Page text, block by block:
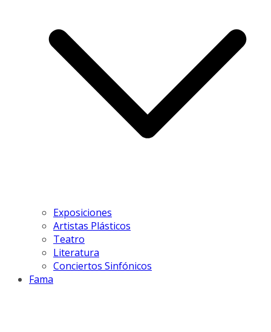
Exposiciones
Artistas Plásticos
Teatro
Literatura
Conciertos Sinfónicos
Fama